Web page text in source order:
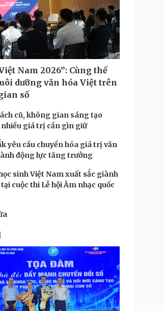
Nam 2026”: Cùng thế
dưỡng văn hóa Việt trên
số
cũ, không gian sáng tạo
giá trị cần gìn giữ
yêu cầu chuyển hóa giá trị văn
động lực tăng trưởng
sinh Việt Nam xuất sắc giành
tại cuộc thi Lễ hội Âm nhạc quốc